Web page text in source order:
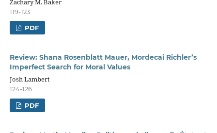
119-123
PDF
Review: Shana Rosenblatt Mauer, Mordecai Richler’s
Imperfect Search for Moral Values
Josh Lambert
124-126
PDF